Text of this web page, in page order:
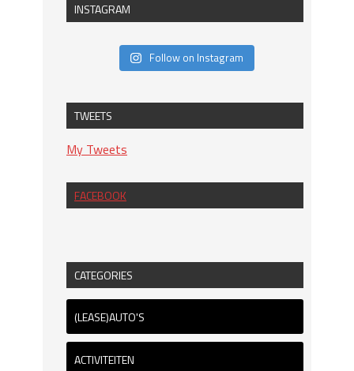
INSTAGRAM
Follow on Instagram
TWEETS
My Tweets
FACEBOOK
CATEGORIES
(LEASE)AUTO'S
ACTIVITEITEN